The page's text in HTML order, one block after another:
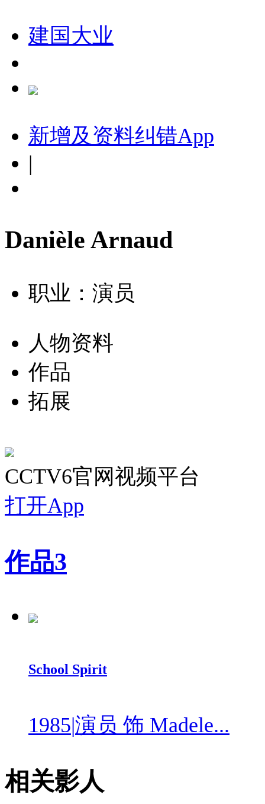
建国大业
新增及资料纠错App
|
Danièle Arnaud
职业：演员
人物资料
作品
拓展
CCTV6官网视频平台
打开App
作品3
School Spirit
1985|演员 饰 Madele...
相关影人